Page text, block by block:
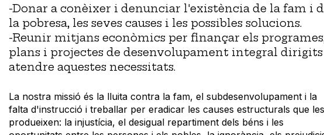
-Donar a conèixer i denunciar l'existència de la fam i
la pobresa, les seves causes i les possibles solucions.
-Reunir mitjans econòmics per finançar els
plans i projectes de desenvolupament integral dirigits
atendre aquestes necessitats.
La nostra missió és la lluita contra la fam, el subdesenvolupament i la
falta d'instrucció i treballar per eradicar les causes estructurals que les
produeixen: la injustícia, el desigual repartiment dels béns i les